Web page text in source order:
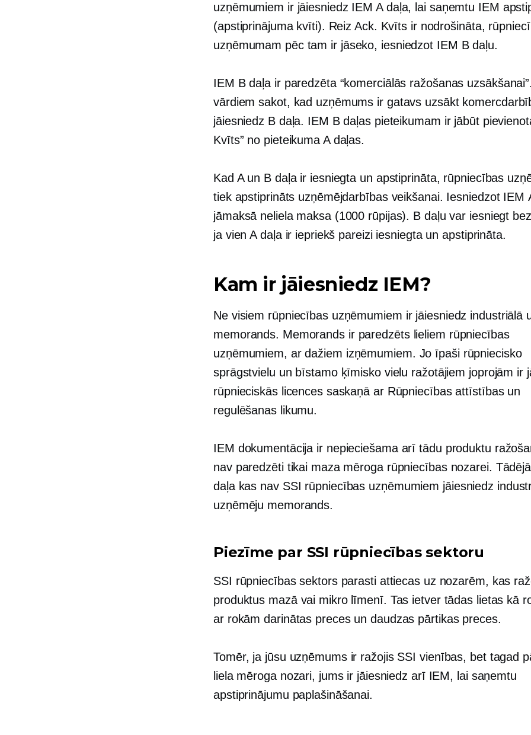
uzņēmumiem ir jāiesniedz IEM A daļa, lai saņemtu IEM
(apstiprinājuma kvīti). Reiz Ack. Kvīts ir nodrošināta,
uzņēmumam pēc tam ir jāseko, iesniedzot IEM B daļu.
IEM B daļa ir paredzēta “komerciālās ražošanas
vārdiem sakot, kad uzņēmums ir gatavs uzsākt
jāiesniedz B daļa. IEM B daļas pieteikumam ir jābūt
Kvīts” no pieteikuma A daļas.
Kad A un B daļa ir iesniegta un apstiprināta, rūpniecības
tiek apstiprināts uzņēmējdarbības veikšanai. Iesniedzot IEM
jāmaksā neliela maksa (1000 rūpijas). B daļu var iesniegt
ja vien A daļa ir iepriekš pareizi iesniegta un apstiprināta.
Kam ir jāiesniedz IEM?
Ne visiem rūpniecības uzņēmumiem ir jāiesniedz industriālā
memorands. Memorands ir paredzēts lieliem rūpniecības
uzņēmumiem, ar dažiem izņēmumiem. Jo īpaši rūpniecisko
sprāgstvielu un bīstamo ķīmisko vielu ražotājiem joprojām ir
rūpnieciskās licences saskaņā ar Rūpniecības attīstības un
regulēšanas likumu.
IEM dokumentācija ir nepieciešama arī tādu produktu
nav paredzēti tikai maza mēroga rūpniecības nozarei.
daļa kas nav SSI rūpniecības uzņēmumiem jāiesniedz
uzņēmēju memorands.
Piezīme par SSI rūpniecības sektoru
SSI rūpniecības sektors parasti attiecas uz nozarēm, kas
produktus mazā vai mikro līmenī. Tas ietver tādas lietas kā
ar rokām darinātas preces un daudzas pārtikas preces.
Tomēr, ja jūsu uzņēmums ir ražojis SSI vienības, bet tagad
liela mēroga nozari, jums ir jāiesniedz arī IEM, lai saņemtu
apstiprinājumu paplašināšanai.